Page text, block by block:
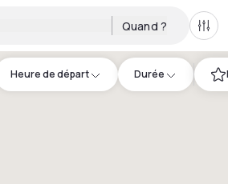
Quand ?
Heure de départ Durée